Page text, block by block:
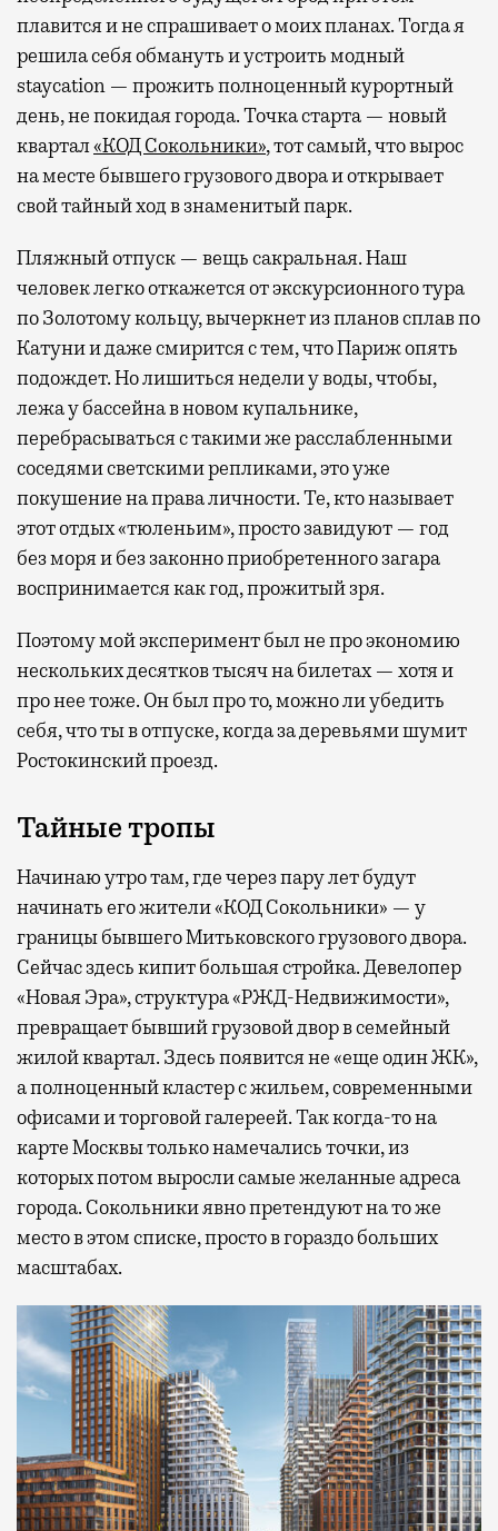
плавится и не спрашивает о моих планах. Тогда я
решила себя обмануть и устроить модный
staycation — прожить полноценный курортный
день, не покидая города. Точка старта — новый
квартал«КОД Сокольники», тот самый, что вырос
на месте бывшего грузового двора и открывает
свой тайный ход в знаменитый парк.
Пляжный отпуск — вещь сакральная. Наш
человек легко откажется от экскурсионного тура
по Золотому кольцу, вычеркнет из планов сплав по
Катуни и даже смирится с тем, что Париж опять
подождет. Но лишиться недели у воды, чтобы,
лежа у бассейна в новом купальнике,
перебрасываться с такими же расслабленными
соседями светскими репликами, это уже
покушение на права личности. Те, кто называет
этот отдых «тюленьим», просто завидуют — год
без моря и без законно приобретенного загара
воспринимается как год, прожитый зря.
Поэтому мой эксперимент был не про экономию
нескольких десятков тысяч на билетах — хотя и
про нее тоже. Он был про то, можно ли убедить
себя, что ты в отпуске, когда за деревьями шумит
Ростокинский проезд.
Тайные тропы
Начинаю утро там, где через пару лет будут
начинать его жители «КОД Сокольники» — у
границы бывшего Митьковского грузового двора.
Сейчас здесь кипит большая стройка. Девелопер
«Новая Эра», структура «РЖД-Недвижимости»,
превращает бывший грузовой двор в семейный
жилой квартал. Здесь появится не «еще один ЖК»,
а полноценный кластер с жильем, современными
офисами и торговой галереей. Так когда-то на
карте Москвы только намечались точки, из
которых потом выросли самые желанные адреса
города. Сокольники явно претендуют на то же
место в этом списке, просто в гораздо больших
масштабах.